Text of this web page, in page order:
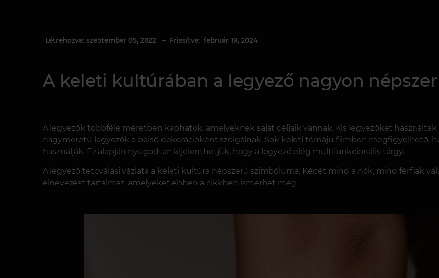
Létrehozva: szeptember 05, 2022 – Frissítve: február 19, 2024
A keleti kultúrában a legyező nagyon
A legyezők többféle méretben kaphatók, amelyeknek saját céljaik vannak. Kis legyezőket használtak
nagyméretű legyezők a belső dekorációként szolgálnak. Sok keleti témájú filmben megfigyelhető,
használják. Ez alapján nyugodtan kijelenthetjük, hogy a legyező elég multifunkcionális tárgy.
A legyező tetoválási vázlata a keleti kultúra népszerű szimbóluma. Képét mind a nők, mind férfiak
elnevezést tartalmaz, amelyeket ebben a cikkben ismerhet meg.